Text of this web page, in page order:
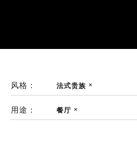
风格： 法式贵族
用途： 餐厅